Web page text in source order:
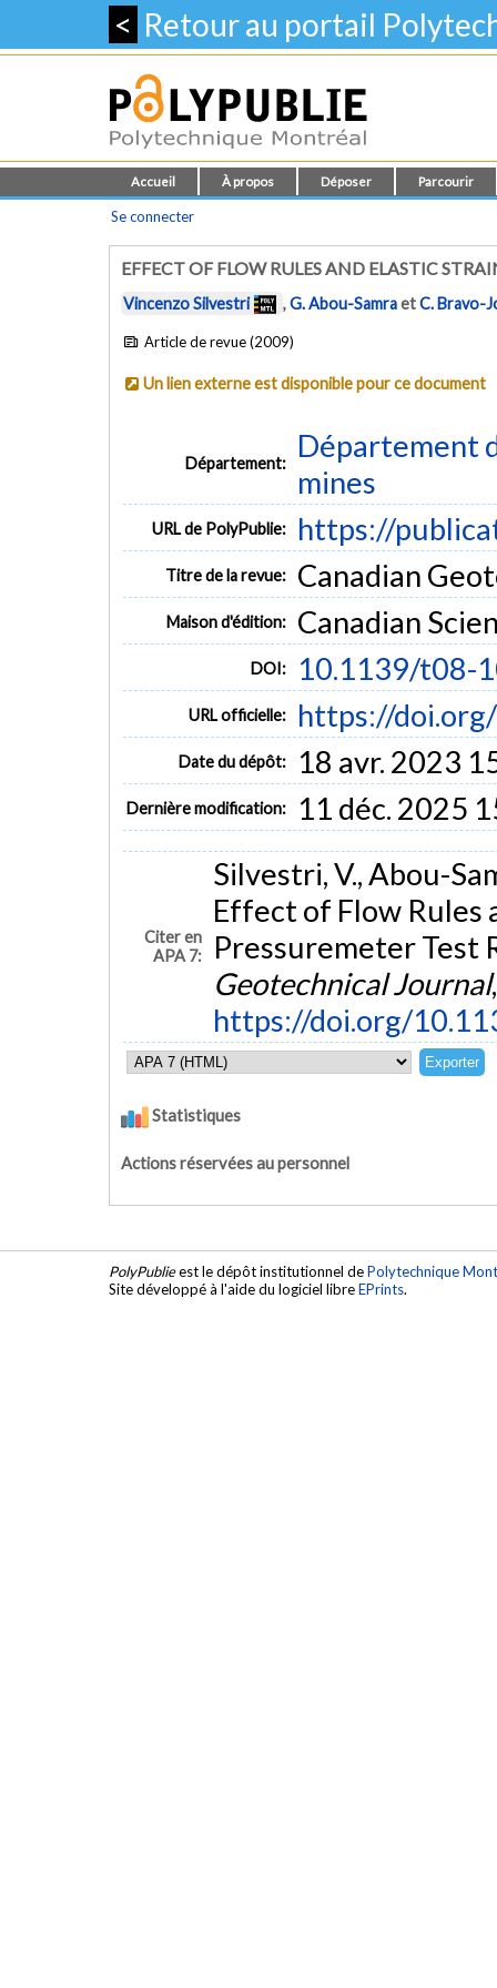
< Retour au portail
Accueil À propos Déposer Parcourir
Se connecter
EFFECT OF FLOW RULES AND ELASTIC
Vincenzo Silvestri ,G. Abou-SamraetC. Bravo-
Article de revue (2009)
Un lien externe est disponible pour ce document
Département:
Département
mines
URL de PolyPublie: https://
Titre de la revue: Canadian
Maison d'édition: Canadian
DOI: 10.1139/t08-
URL officielle: https://
Date du dépôt: 18 avr. 2023
Dernière modification: 11 déc. 2025
Citer en
APA 7:
Silvestri, V., Abou-
Effect of Flow Rules
Pressuremeter Test
Geotechnical Journal
https://doi.org/
Statistiques
Actions réservées au personnel
PolyPublieest le dépôt institutionnel dePolytechnique
Site développé à l'aide du logiciel libreEPrints.